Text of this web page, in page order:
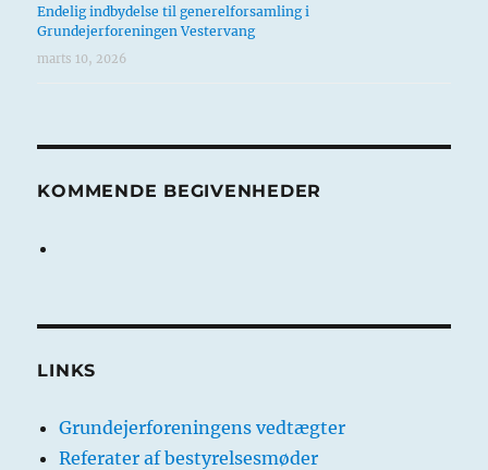
Endelig indbydelse til generelforsamling i
Grundejerforeningen Vestervang
marts 10, 2026
KOMMENDE BEGIVENHEDER
LINKS
Grundejerforeningens vedtægter
Referater af bestyrelsesmøder